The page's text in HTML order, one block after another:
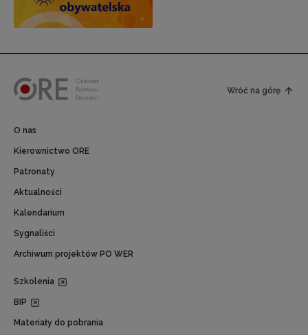
Wróć na górę
O nas
Kierownictwo ORE
Patronaty
Aktualności
Kalendarium
Sygnaliści
Archiwum projektów PO WER
Szkolenia
BIP
Materiały do pobrania